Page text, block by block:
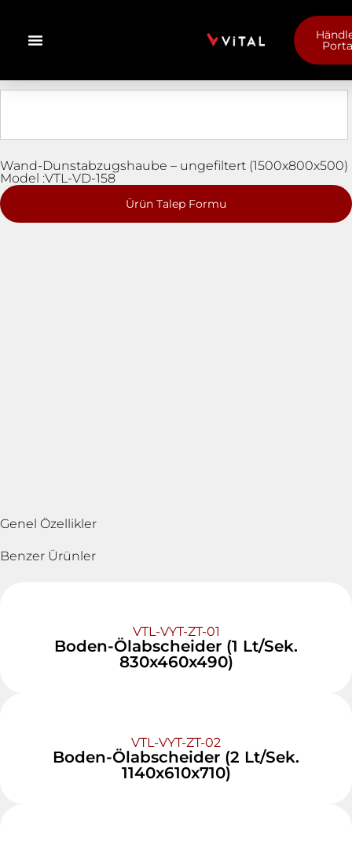
Wand-Dunstabzugshaube – ungefiltert (1500x800x500)
Model :VTL-VD-158
Ürün Talep Formu
Genel Özellikler
Benzer Ürünler
VTL-VYT-ZT-01
Boden-Ölabscheider (1 Lt/Sek.
830x460x490)
VTL-VYT-ZT-02
Boden-Ölabscheider (2 Lt/Sek.
1140x610x710)